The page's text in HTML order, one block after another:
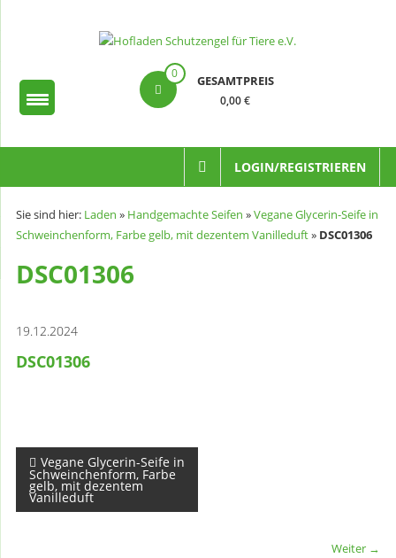
Schutzengel
e.V.
0 GESAMTPREIS
0,00 €
LOGIN/REGISTRIEREN
Sie sind hier: Laden » Handgemachte Seifen »Vegane Glycerin-Seife in
Schweinchenform, Farbe gelb, mit dezentem Vanilleduft» DSC01306
DSC01306
19.12.2024
DSC01306
Beitragsnavigation
Vegane Glycerin-Seife in
Schweinchenform, Farbe
gelb, mit dezentem
Vanilleduft
Weiter →